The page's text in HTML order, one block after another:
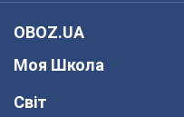
OBOZ.UA
Моя Школа
Світ